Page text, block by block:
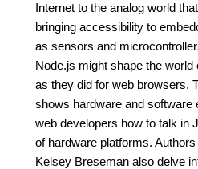
Internet to the analog world
bringing accessibility to
as sensors and
Node.js might shape the
as they did for web browsers.
shows hardware and software
web developers how to talk in
of hardware platforms.
Kelsey Breseman also delve